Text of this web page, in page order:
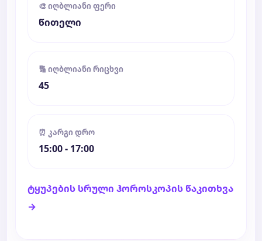
🎨 იღბლიანი ფერი
წითელი
🔢 იღბლიანი რიცხვი
45
⏰ კარგი დრო
15:00 - 17:00
ტყუპების სრული ჰოროსკოპის წაკითხვა
→